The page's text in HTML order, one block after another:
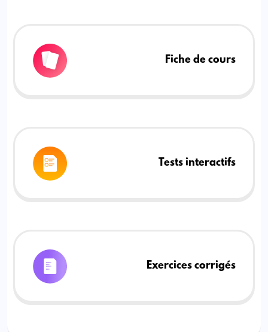
Fiche de cours
Tests interactifs
Exercices corrigés